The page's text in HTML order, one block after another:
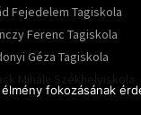
Fejedelem Tagiskola
Ferenc Tagiskola
Géza Tagiskola
fokozásának